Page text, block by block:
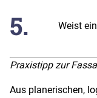
Weist
Praxistipp zur
Aus planerischen,